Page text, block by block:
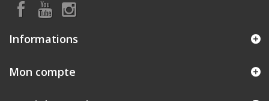
Informations
Mon compte